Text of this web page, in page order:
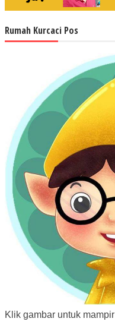
Rumah Kurcaci Pos
Klik gambar untuk mampir